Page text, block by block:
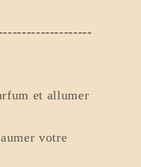
et allumer
votre